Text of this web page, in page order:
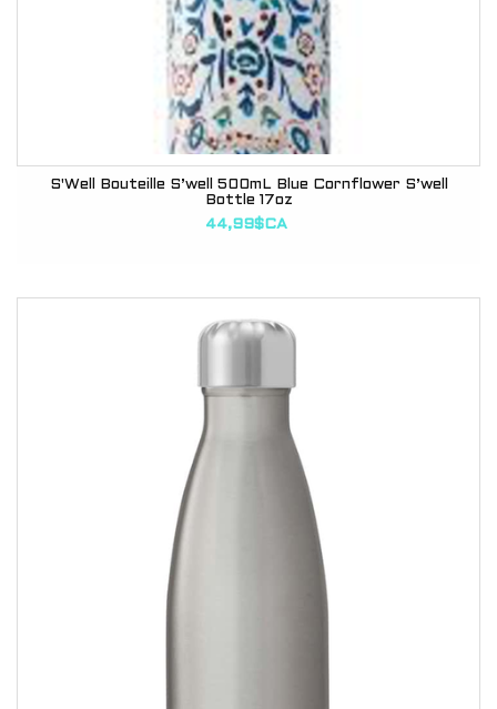
S'Well Bouteille S’well 500mL Blue Cornflower S’well
Bottle 17oz
44,99$CA